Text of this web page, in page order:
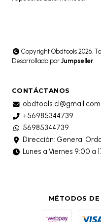
Copyright Obdtools 2026.
Desarrollado por Jumpseller.
CONTÁCTANOS
obdtools.cl@gmail.com
+56985344739
56985344739
Dirección: General
Lunes a Viernes 9:00 a
MÉTODOS